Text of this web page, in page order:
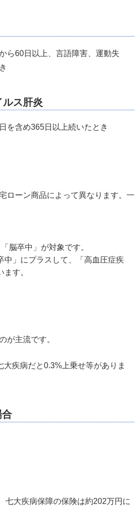
ら60日以上、言語障害、運動失
ス肝炎
を含め365日以上続いたとき
ローン商品によって異なります。一
脳卒中」が対象です。
中」にプラスして、「高血圧症疾
す。
が主流です。
疾病だと0.3%上乗せ等がありま
七大疾病保障の保険は約202万円に